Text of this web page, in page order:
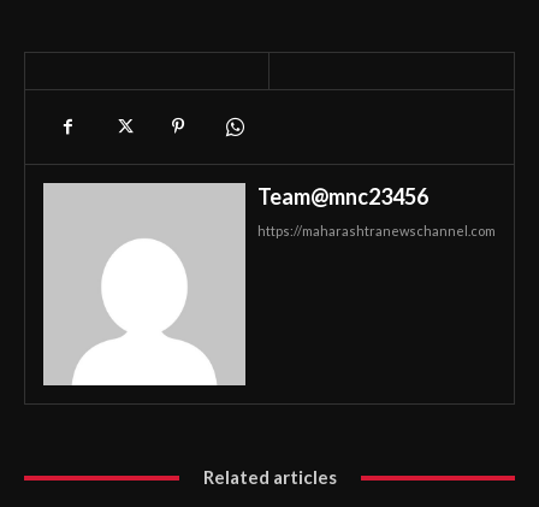
Team@mnc23456
https://maharashtranewschannel.com
Related articles